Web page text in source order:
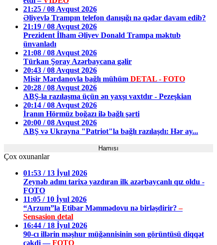
21:25 / 08 Avqust 2026
Əliyevlə Trampın telefon danışığı nə qədər davam edib?
21:19 / 08 Avqust 2026
Prezident İlham Əliyev Donald Trampa məktub
ünvanladı
21:08 / 08 Avqust 2026
Türkan Şoray Azərbaycana gəlir
20:43 / 08 Avqust 2026
Misir Mərdanovla bağlı mühüm DETAL - FOTO
20:28 / 08 Avqust 2026
ABŞ-la razılaşma üçün ən yaxşı vaxtdır - Pezeşkian
20:14 / 08 Avqust 2026
İranın Hörmüz boğazı ilə bağlı şərti
20:00 / 08 Avqust 2026
ABŞ və Ukrayna "Patriot"la bağlı razılaşdı: Hər ay...
Hamısı
Çox oxunanlar
01:53 / 13 İyul 2026
Zeynəb adını tarixə yazdıran ilk azərbaycanlı qız oldu -
FOTO
11:05 / 10 İyul 2026
“Arzum”la Etibar Məmmədovu nə birləşdirir?–
Sensasion detal
16:44 / 18 İyul 2026
90-cı illərin məşhur müğənnisinin son görüntüsü diqqət
çəkdi —FOTO